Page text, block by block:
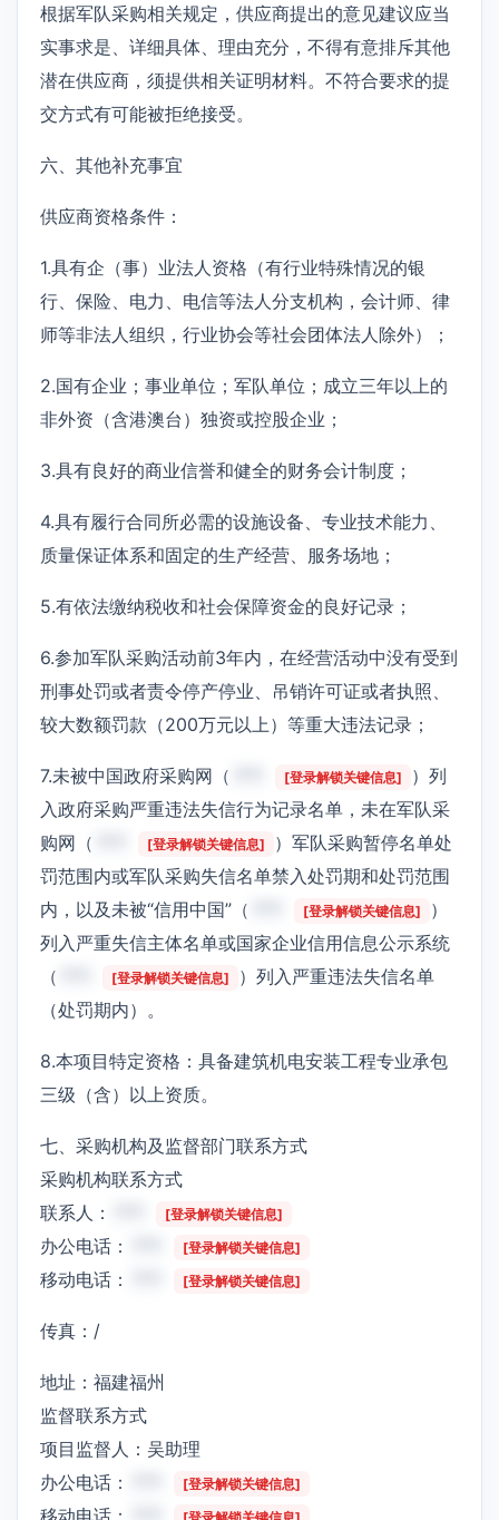
根据军队采购相关规定，供应商提出的意见建议应当
实事求是、详细具体、理由充分，不得有意排斥其他
潜在供应商，须提供相关证明材料。不符合要求的提
交方式有可能被拒绝接受。
六、其他补充事宜
供应商资格条件：
1.具有企（事）业法人资格（有行业特殊情况的银
行、保险、电力、电信等法人分支机构，会计师、律
师等非法人组织，行业协会等社会团体法人除外）；
2.国有企业；事业单位；军队单位；成立三年以上的
非外资（含港澳台）独资或控股企业；
3.具有良好的商业信誉和健全的财务会计制度；
4.具有履行合同所必需的设施设备、专业技术能力、
质量保证体系和固定的生产经营、服务场地；
5.有依法缴纳税收和社会保障资金的良好记录；
6.参加军队采购活动前3年内，在经营活动中没有受到
刑事处罚或者责令停产停业、吊销许可证或者执照、
较大数额罚款（200万元以上）等重大违法记录；
7.未被中国政府采购网（ [登录解锁关键信息]
）列
入政府采购严重违法失信行为记录名单，未在军队采
购网（
[登录解锁关键信息]
）军队采购暂停名单处
罚范围内或军队采购失信名单禁入处罚期和处罚范围
内，以及未被“信用中国”（
[登录解锁关键信息]
）
列入严重失信主体名单或国家企业信用信息公示系统
（
[登录解锁关键信息]
）列入严重违法失信名单
（处罚期内）。
8.本项目特定资格：具备建筑机电安装工程专业承包
三级（含）以上资质。
七、采购机构及监督部门联系方式
采购机构联系方式
联系人：
[登录解锁关键信息]
办公电话： [登录解锁关键信息]
移动电话： [登录解锁关键信息]
传真：/
地址：福建福州
监督联系方式
项目监督人：吴助理
办公电话：
[登录解锁关键信息]
移动电话：